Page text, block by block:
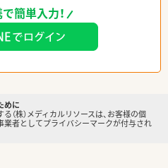
簡単入力！
めに
（株）メディカルリソースは、お客様の個
業者としてプライバシーマークが付与され